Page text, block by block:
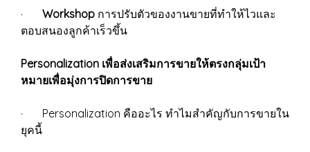
· Workshop การปรับตัวของงานขายที่ทำให้ไวและ
ตอบสนองลูกค้าเร็วขึ้น
Personalization เพื่อส่งเสริมการขายให้ตรงกลุ่มเป้า
หมายเพื่อมุ่งการปิดการขาย
· Personalization คืออะไร ทำไมสำคัญกับการขายใน
ยุคนี้